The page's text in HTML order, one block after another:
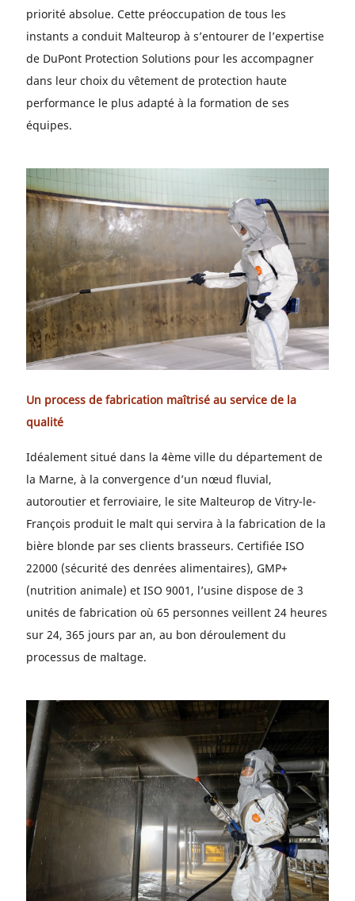
priorité absolue. Cette préoccupation de tous les
instants a conduit Malteurop à s’entourer de l’expertise
de DuPont Protection Solutions pour les accompagner
dans leur choix du vêtement de protection haute
performance le plus adapté à la formation de ses
équipes.
Un process de fabrication maîtrisé au service de la
qualité
Idéalement situé dans la 4ème ville du département de
la Marne, à la convergence d’un nœud fluvial,
autoroutier et ferroviaire, le site Malteurop de Vitry-le-
François produit le malt qui servira à la fabrication de la
bière blonde par ses clients brasseurs. Certifiée ISO
22000 (sécurité des denrées alimentaires), GMP+
(nutrition animale) et ISO 9001, l’usine dispose de 3
unités de fabrication où 65 personnes veillent 24 heures
sur 24, 365 jours par an, au bon déroulement du
processus de maltage.